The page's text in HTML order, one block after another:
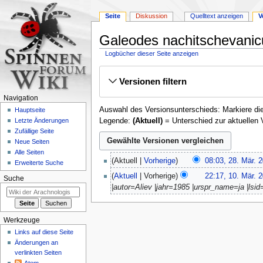
Galeodes
Logbücher dieser Seite anzeigen
Navigation
SucheVersionen filtern
Auswahl des Versionsunterschieds: Markiere
Legende: (Aktuell)= Unterschied zur aktuellen
März
2022
Aktuell Vorherige 08:03, 28. Mär.
10.
März
2022
Aktuell Vorherige 22:17, 10. Mär.
|autor=Aliev |jahr=1985 |urspr_name=ja
Seite Diskussion Quelltext anzeigen
Navigation
Hauptseite
Letzte Änderungen
Zufällige Seite
Neue Seiten
Alle Seiten
Erweiterte Suche
Suche
Werkzeuge
Links auf diese Seite
Änderungen an
verlinkten Seiten